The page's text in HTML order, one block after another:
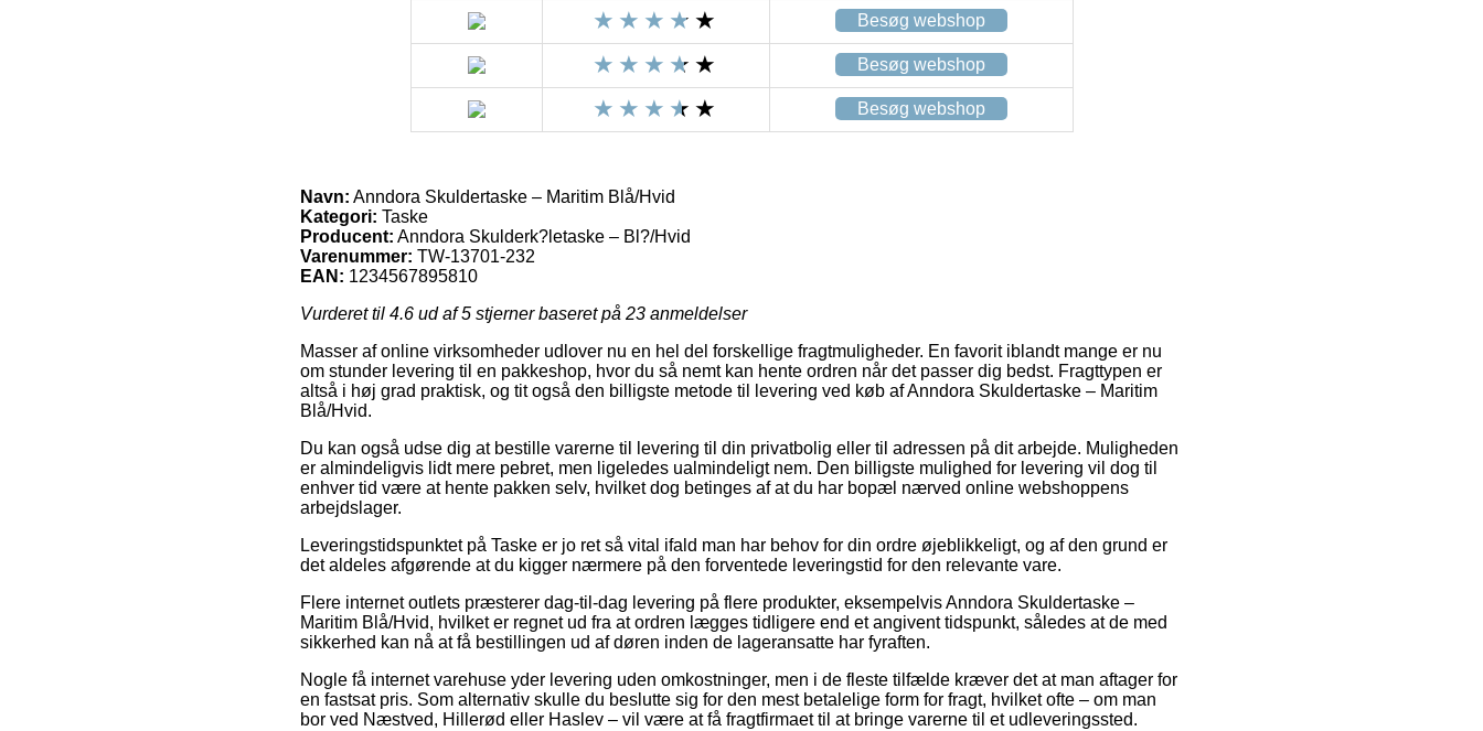
Besøg webshop
Besøg webshop
Besøg webshop
Navn: Anndora Skuldertaske – Maritim Blå/Hvid
Kategori: Taske
Producent: Anndora Skulderk?letaske – Bl?/Hvid
Varenummer: TW-13701-232
EAN: 1234567895810
Vurderet til 4.6 ud af 5 stjerner baseret på 23 anmeldelser
Masser af online virksomheder udlover nu en hel del forskellige fragtmuligheder. En favorit iblandt mange er nu
om stunder levering til en pakkeshop, hvor du så nemt kan hente ordren når det passer dig bedst. Fragttypen er
altså i høj grad praktisk, og tit også den billigste metode til levering ved køb af Anndora Skuldertaske – Maritim
Blå/Hvid.
Du kan også udse dig at bestille varerne til levering til din privatbolig eller til adressen på dit arbejde. Muligheden
er almindeligvis lidt mere pebret, men ligeledes ualmindeligt nem. Den billigste mulighed for levering vil dog til
enhver tid være at hente pakken selv, hvilket dog betinges af at du har bopæl nærved online webshoppens
arbejdslager.
Leveringstidspunktet på Taske er jo ret så vital ifald man har behov for din ordre øjeblikkeligt, og af den grund er
det aldeles afgørende at du kigger nærmere på den forventede leveringstid for den relevante vare.
Flere internet outlets præsterer dag-til-dag levering på flere produkter, eksempelvis Anndora Skuldertaske –
Maritim Blå/Hvid, hvilket er regnet ud fra at ordren lægges tidligere end et angivent tidspunkt, således at de med
sikkerhed kan nå at få bestillingen ud af døren inden de lageransatte har fyraften.
Nogle få internet varehuse yder levering uden omkostninger, men i de fleste tilfælde kræver det at man aftager for
en fastsat pris. Som alternativ skulle du beslutte sig for den mest betalelige form for fragt, hvilket ofte – om man
bor ved Næstved, Hillerød eller Haslev – vil være at få fragtfirmaet til at bringe varerne til et udleveringssted.